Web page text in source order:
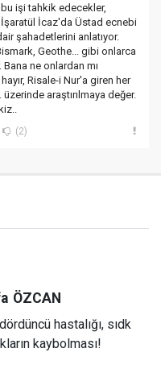
işi tahkik edecekler,
İcaz'da Üstad ecnebi
şahadetlerini anlatıyor.
Geothe... gibi onlarca
ne onlardan mı
Risale-i Nur'a giren her
araştırılmaya değer.
(2)
ÖZCAN
dördüncü hastalığı, sıdk
kaybolması!